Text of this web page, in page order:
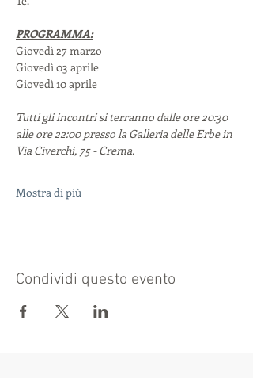
PROGRAMMA:
Giovedì 27 marzo
Giovedì 03 aprile
Giovedì 10 aprile
Tutti gli incontri si terranno dalle ore 20:30
alle ore 22:00 presso la Galleria delle Erbe in
Via Civerchi, 75 - Crema.
Mostra di più
Condividi questo evento